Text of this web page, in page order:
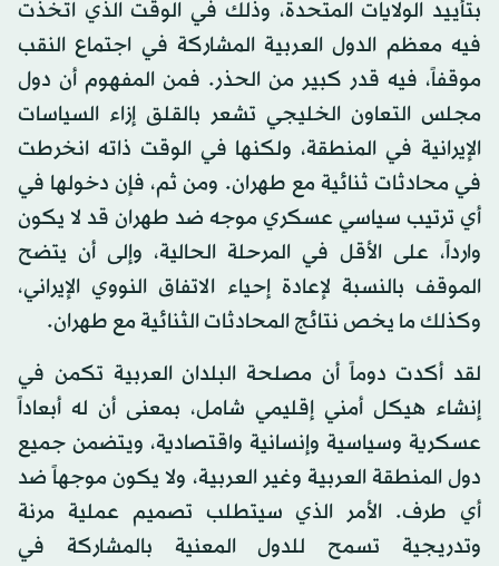
بتأييد الولايات المتحدة، وذلك في الوقت الذي اتخذت
فيه معظم الدول العربية المشاركة في اجتماع النقب
موقفاً، فيه قدر كبير من الحذر. فمن المفهوم أن دول
مجلس التعاون الخليجي تشعر بالقلق إزاء السياسات
الإيرانية في المنطقة، ولكنها في الوقت ذاته انخرطت
في محادثات ثنائية مع طهران. ومن ثم، فإن دخولها في
أي ترتيب سياسي عسكري موجه ضد طهران قد لا يكون
وارداً، على الأقل في المرحلة الحالية، وإلى أن يتضح
الموقف بالنسبة لإعادة إحياء الاتفاق النووي الإيراني،
وكذلك ما يخص نتائج المحادثات الثنائية مع طهران.
لقد أكدت دوماً أن مصلحة البلدان العربية تكمن في
إنشاء هيكل أمني إقليمي شامل، بمعنى أن له أبعاداً
عسكرية وسياسية وإنسانية واقتصادية، ويتضمن جميع
دول المنطقة العربية وغير العربية، ولا يكون موجهاً ضد
أي طرف. الأمر الذي سيتطلب تصميم عملية مرنة
وتدريجية تسمح للدول المعنية بالمشاركة في